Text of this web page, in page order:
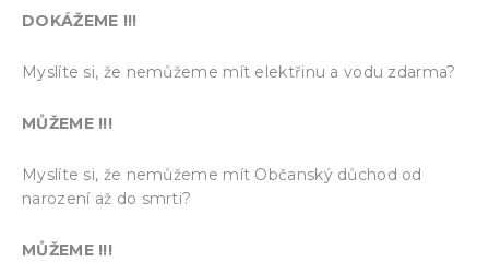
DOKÁŽEME !!!
Myslíte si, že nemůžeme mít elektřinu a vodu zdarma?
MŮŽEME !!!
Myslíte si, že nemůžeme mít Občanský důchod od
narození až do smrti?
MŮŽEME !!!